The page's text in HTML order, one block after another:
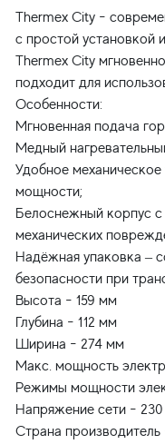
Thermex City -
с простой установкой
Thermex City
подходит для
Особенности:
Мгновенная подача
Медный
Удобное
мощности;
Белоснежный корпус
механических
Надёжная упаковка –
безопасности при
Высота - 159 мм
Глубина - 112 мм
Ширина - 274 мм
Макс. мощность
Режимы мощности
Напряжение сети -
Страна